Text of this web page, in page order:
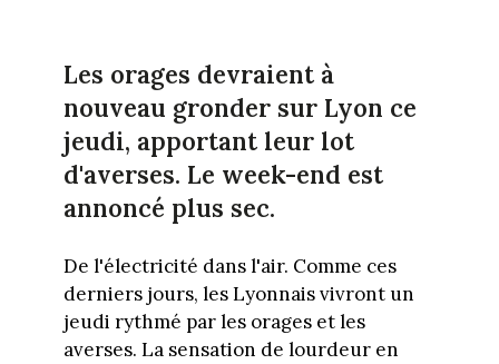
Les orages devraient à
nouveau gronder sur Lyon ce
jeudi, apportant leur lot
d'averses. Le week-end est
annoncé plus sec.
De l'électricité dans l'air. Comme ces
derniers jours, les Lyonnais vivront un
jeudi rythmé par les orages et les
averses. La sensation de lourdeur en